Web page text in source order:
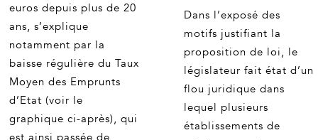
euros depuis plus de 20
ans, s’explique
notamment par la
baisse régulière du Taux
Moyen des Emprunts
d’Etat (voir le
graphique ci-après), qui
est ainsi passée de
Dans l’exposé des
motifs justifiant la
proposition de loi, le
législateur fait état d’un
flou juridique dans
lequel plusieurs
établissements de